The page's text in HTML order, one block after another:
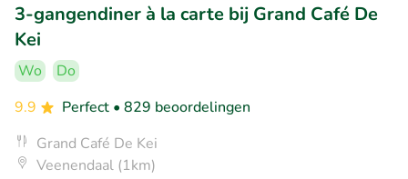
3-gangendiner à la carte bij Grand Café De
Kei
Wo
Do
9.9
Perfect • 829 beoordelingen
Grand Café De Kei
Veenendaal (1km)